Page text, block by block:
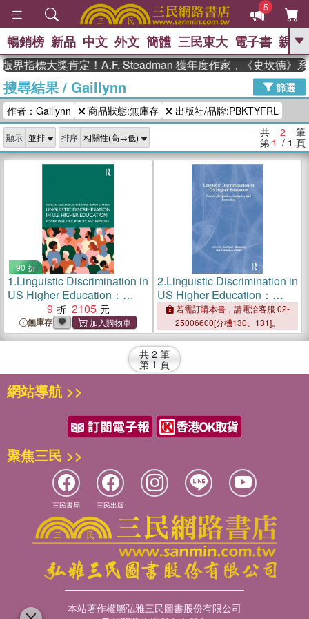
5
GO
The Odyssey 、
父親節 、 如果歷史是一群喵 、 暑期
推薦 、 國際布克獎 臺灣漫遊錄 、
念華 、 台灣的李登輝時代 、 數學女
孩：黎曼猜想
偉大的迷走神經
暢銷榜 新品 中文 外文 簡體 三民東大 電子書 親子
界指標大獎肯定！A.F. Steadman 獲年度作家，《史坎德》
搜尋結果/ Gaillynn
篩選
作者：Gaillynn
商品狀態:無庫存 出版社/品牌:PBKTYFRL
顯示 排序 共 2 筆
第 1 / 1 頁
90 折
1.Linguistic Discrimination in
US Higher Education：
Power, Prejudice, Impacts,
and Remedies
9 2105
無庫存
2.Linguistic Discrimination in
US Higher Education：
Power, Prejudice, Impacts,
and Remedies
若需訂購本書，請電洽客服 02-
25006600[分機130、131]。
共 2 筆
第 1 頁
網站導航 >>
聚焦三民 >>
三民書局 三民出版
本站著作權屬弘雅三民圖書股份有限公司